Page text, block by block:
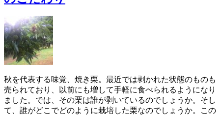
秋を代表する味覚、焼き栗。最近では剥かれた状態のものも
売られており、以前にも増して手軽に食べられるようになり
ました。では、その栗は誰が剥いているのでしょうか。そし
て、誰がどこでどのように栽培した栗なのでしょうか。この